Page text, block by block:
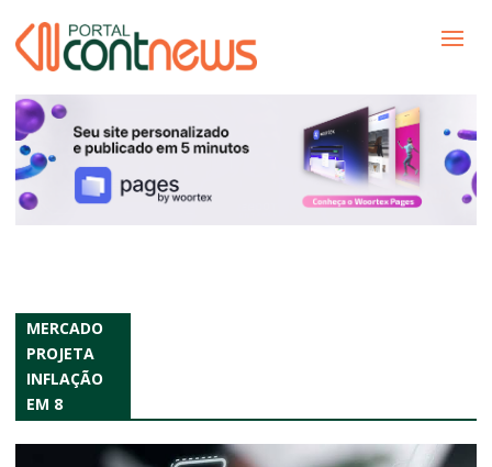
MERCADO
PROJETA
INFLAÇÃO
EM 8